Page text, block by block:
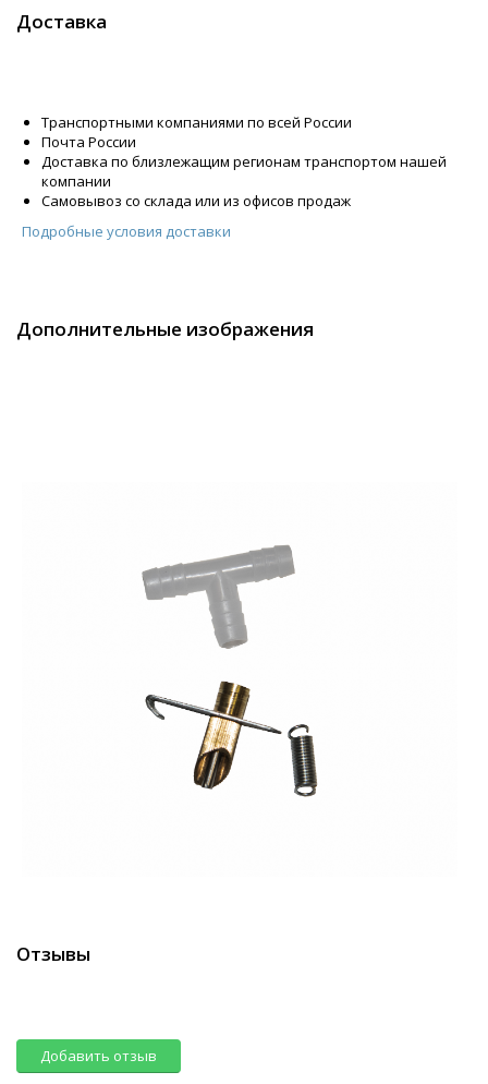
Доставка
Транспортными компаниями по всей России
Почта России
Доставка по близлежащим регионам транспортом нашей
компании
Самовывоз со склада или из офисов продаж
Подробные условия доставки
Дополнительные изображения
Отзывы
Добавить отзыв